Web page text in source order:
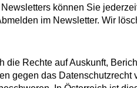
können Sie
im Newsletter. Wir
die Rechte auf Auskunft,
gegen das